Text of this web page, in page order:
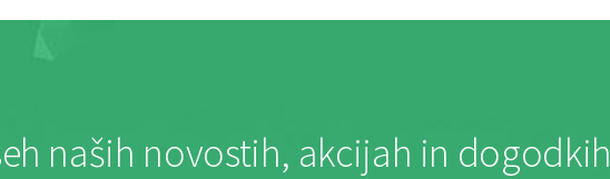
naših novostih, akcijah in dogodkih